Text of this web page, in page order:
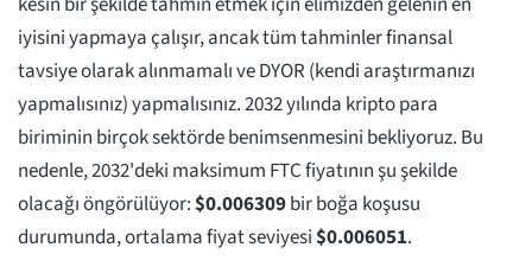
iyisini yapmaya çalışır, ancak tüm tahminler finansal
tavsiye olarak alınmamalı ve DYOR (kendi araştırmanızı
yapmalısınız) yapmalısınız. 2032 yılında kripto para
biriminin birçok sektörde benimsenmesini bekliyoruz. Bu
nedenle, 2032'deki maksimum FTC fiyatının şu şekilde
olacağı öngörülüyor:$0.006309bir boğa koşusu
durumunda, ortalama fiyat seviyesi$0.006051.